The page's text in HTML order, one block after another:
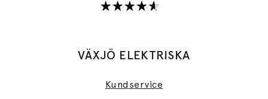
VÄXJÖ ELEKTRISKA
Kundservice